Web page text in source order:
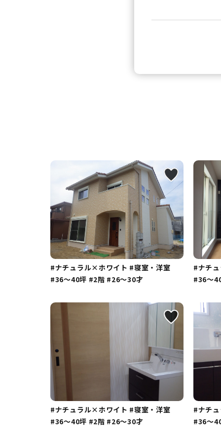
#ナチュラル×ホワイト #寝室・洋室
#36～40坪 #2階 #26～30才
#ナチ
#36～
#ナチュラル×ホワイト #寝室・洋室
#36～40坪 #2階 #26～30才
#ナチ
#36～